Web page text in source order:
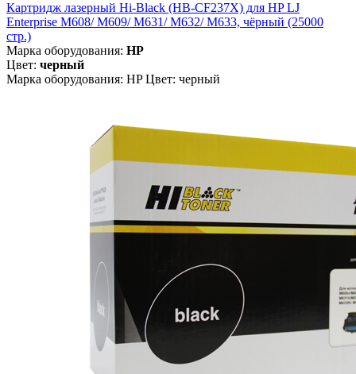
Картридж лазерный Hi-Black (HB-CF237X) для HP LJ
Enterprise M608/ M609/ M631/ M632/ M633, чёрный (25000
стр.)
Марка оборудования: HP
Цвет: черный
Марка оборудования: HP Цвет: черный